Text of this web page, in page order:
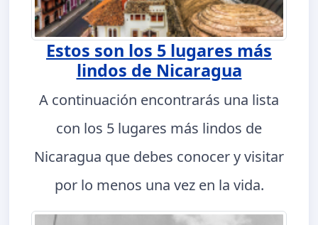
Estos son los 5 lugares más
lindos de Nicaragua
A continuación encontrarás una lista
con los 5 lugares más lindos de
Nicaragua que debes conocer y visitar
por lo menos una vez en la vida.